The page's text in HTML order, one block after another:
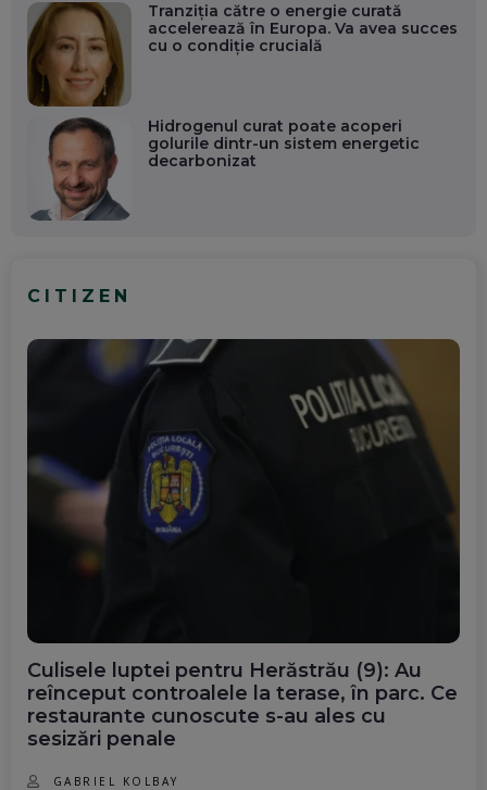
Tranziția către o energie curată
accelerează în Europa. Va avea succes
cu o condiție crucială
Hidrogenul curat poate acoperi
golurile dintr-un sistem energetic
decarbonizat
CITIZEN
Culisele luptei pentru Herăstrău (9): Au
reînceput controalele la terase, în parc. Ce
restaurante cunoscute s-au ales cu
sesizări penale
GABRIEL KOLBAY